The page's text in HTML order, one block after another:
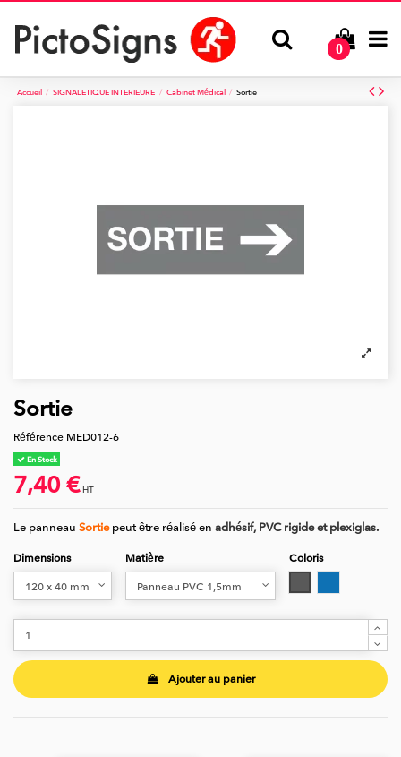
0
Accueil SIGNALETIQUE INTERIEURE Cabinet Médical Sortie
Sortie
Référence MED012-6
En Stock
7,40 € HT
Le panneau Sortiepeut être réalisé en adhésif, PVC rigide et plexiglas.
Dimensions Matière
Coloris
Ajouter au panier